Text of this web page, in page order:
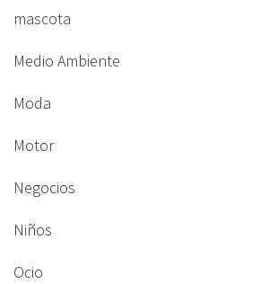
mascota
Medio Ambiente
Moda
Motor
Negocios
Niños
Ocio